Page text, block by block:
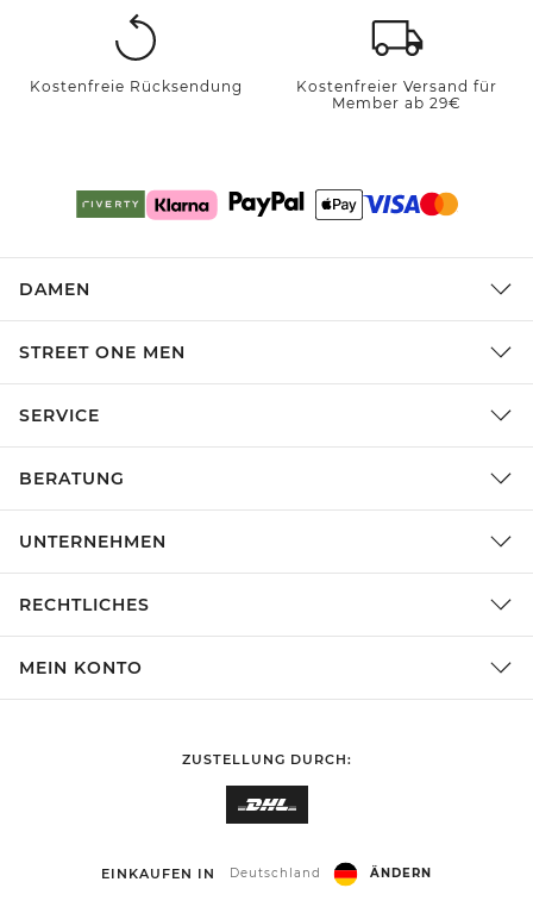
Kostenfreie Rücksendung
Kostenfreier Versand für
Member ab 29€
DAMEN
STREET ONE MEN
SERVICE
BERATUNG
UNTERNEHMEN
RECHTLICHES
MEIN KONTO
ZUSTELLUNG DURCH:
EINKAUFEN IN Deutschland ÄNDERN